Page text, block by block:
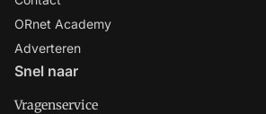
ORnet Academy
Adverteren
Snel naar
Vragenservice